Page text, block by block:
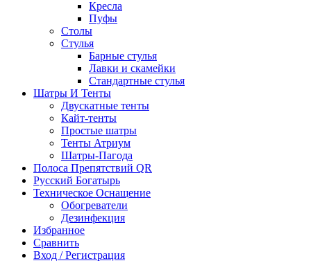
Кресла
Пуфы
Столы
Стулья
Барные стулья
Лавки и скамейки
Стандартные стулья
Шатры И Тенты
Двускатные тенты
Кайт-тенты
Простые шатры
Тенты Атриум
Шатры-Пагода
Полоса Препятствий QR
Русский Богатырь
Техническое Оснащение
Обогреватели
Дезинфекция
Избранное
Сравнить
Вход / Регистрация